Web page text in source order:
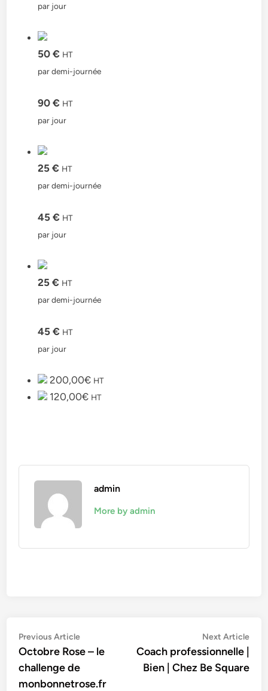
par jour
50 € HT
par demi-journée
90 € HT
par jour
25 € HT
par demi-journée
45 € HT
par jour
25 € HT
par demi-journée
45 € HT
par jour
200,00€ HT
120,00€ HT
admin
More by admin
Navigation
de
l’article
Previous ArticlePrevious
article:
Octobre Rose – le
challenge de
monbonnetrose.fr
Next Article
Coach professionnelle |
Bien | Chez Be Square